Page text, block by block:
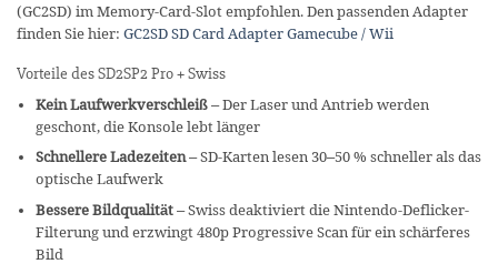
(GC2SD) im Memory-Card-Slot empfohlen. Den passenden Adapter
finden Sie hier: GC2SD SD Card Adapter Gamecube / Wii
Vorteile des SD2SP2 Pro + Swiss
Kein Laufwerkverschleiß– Der Laser und Antrieb werden
geschont, die Konsole lebt länger
Schnellere Ladezeiten– SD-Karten lesen 30–50 % schneller als das
optische Laufwerk
Bessere Bildqualität– Swiss deaktiviert die Nintendo-Deflicker-
Filterung und erzwingt 480p Progressive Scan für ein schärferes
Bild